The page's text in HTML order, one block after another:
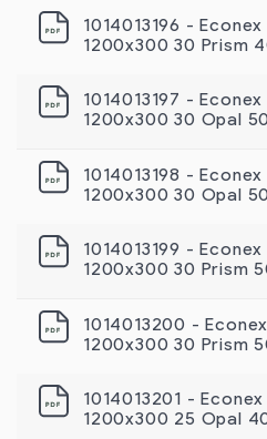
1014013196 -
1200х300 30 Prism
1014013197 -
1200х300 30 Opal
1014013198 -
1200х300 30 Opal
1014013199 -
1200х300 30 Prism
1014013200 -
1200х300 30 Prism
1014013201 -
1200x300 25 Opal